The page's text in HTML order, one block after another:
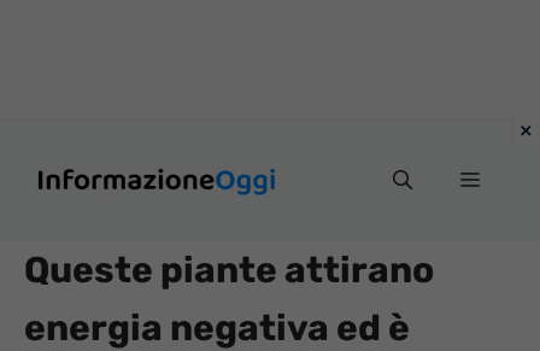
Menu
Queste piante attirano
energia negativa ed è